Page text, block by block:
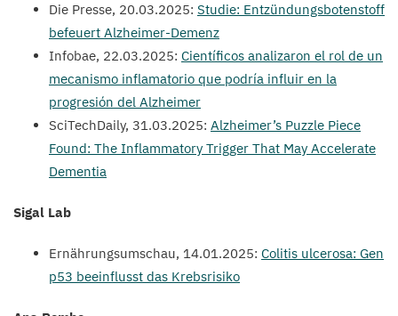
Die Presse, 20.03.2025: Studie: Entzündungsbotenstoff
befeuert Alzheimer-Demenz
Infobae, 22.03.2025: Científicos analizaron el rol de un
mecanismo inflamatorio que podría influir en la
progresión del Alzheimer
SciTechDaily, 31.03.2025: Alzheimer’s Puzzle Piece
Found: The Inflammatory Trigger That May Accelerate
Dementia
Sigal Lab
Ernährungsumschau, 14.01.2025: Colitis ulcerosa: Gen
p53 beeinflusst das Krebsrisiko